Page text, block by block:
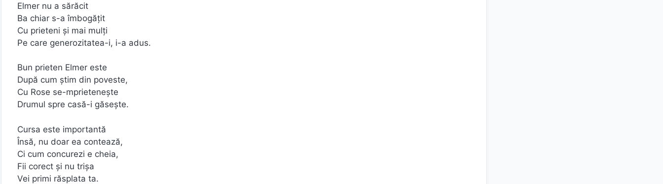
Elmer nu a sărăcit
Ba chiar s-a îmbogățit
Cu prieteni și mai mulți
Pe care generozitatea-i, i-a adus.
Bun prieten Elmer este
După cum știm din poveste,
Cu Rose se-mprietenește
Drumul spre casă-i găsește.
Cursa este importantă
Însă, nu doar ea contează,
Ci cum concurezi e cheia,
Fii corect și nu trișa
Vei primi răsplata ta.